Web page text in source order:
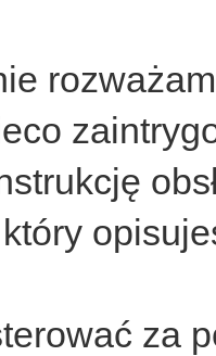
za